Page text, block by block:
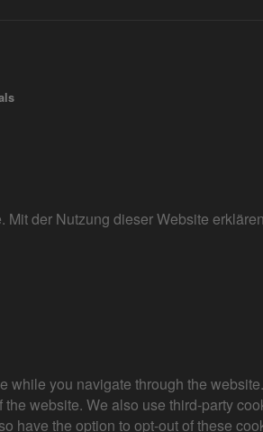
der Nutzung dieser Website
you navigate through the
website. We also use third-party
have the option to opt-out of these